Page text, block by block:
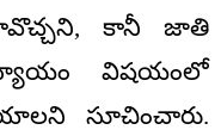
కానీ జాతి
విషయంలో
సూచించారు.